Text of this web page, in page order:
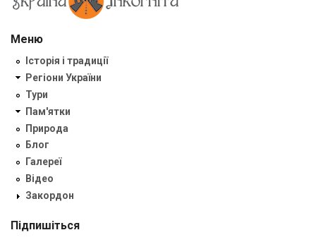
Меню
Історія і традиції
Регіони України
Тури
Пам'ятки
Природа
Блог
Галереї
Відео
Закордон
Підпишіться